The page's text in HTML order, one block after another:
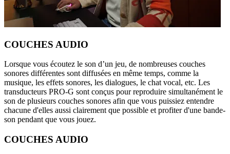
COUCHES AUDIO
Lorsque vous écoutez le son d’un jeu, de nombreuses couches
sonores différentes sont diffusées en même temps, comme la
musique, les effets sonores, les dialogues, le chat vocal, etc. Les
transducteurs PRO-G sont conçus pour reproduire simultanément le
son de plusieurs couches sonores afin que vous puissiez entendre
chacune d'elles aussi clairement que possible et profiter d'une bande-
son pendant que vous jouez.
COUCHES AUDIO